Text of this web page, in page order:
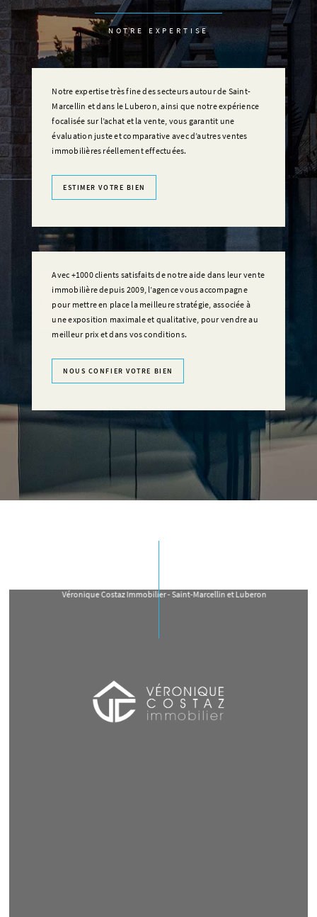
NOTRE EXPERTISE
Notre expertise très fine des secteurs autour de Saint-
Marcellin et dans le Luberon, ainsi que notre expérience
focalisée sur l’achat et la vente, vous garantit une
évaluation juste et comparative avec d’autres ventes
immobilières réellement effectuées.
ESTIMER VOTRE BIEN
Avec +1000 clients satisfaits de notre aide dans leur vente
immobilière depuis 2009, l’agence vous accompagne
pour mettre en place la meilleure stratégie, associée à
une exposition maximale et qualitative, pour vendre au
meilleur prix et dans vos conditions.
NOUS CONFIER VOTRE BIEN